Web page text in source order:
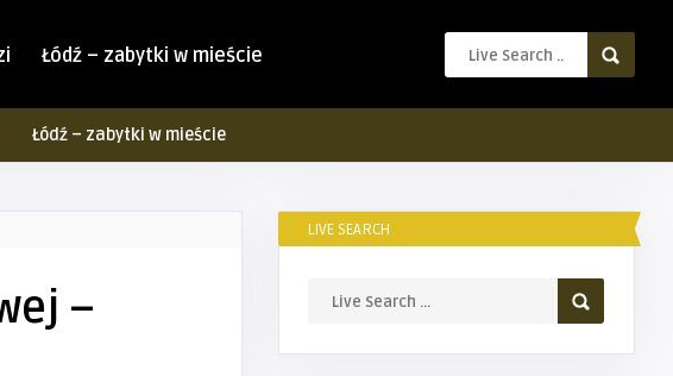
Łódź – zabytki w mieście
Łódź – zabytki w mieście
–
LIVE SEARCH